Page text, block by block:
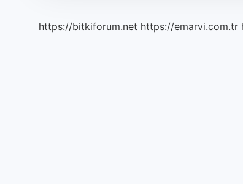
https://bitkiforum.net https://emarvi.com.tr